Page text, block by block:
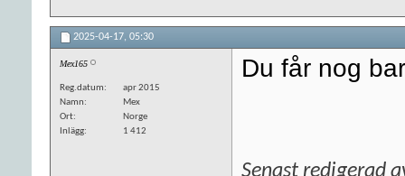
2025-04-17, 05:30
Mex165
Reg.datum
apr 2015
Namn
Mex
Ort
Norge
Inlägg
1 412
Du får nog